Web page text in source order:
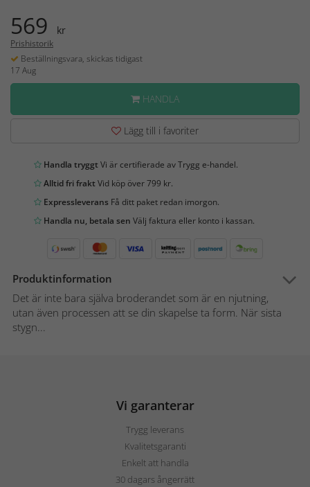
569 kr
Prishistorik
Beställningsvara, skickas tidigast
17 Aug
HANDLA
Lägg till i favoriter
Handla tryggtVi är certifierade av Trygg e-handel.
Alltid fri fraktVid köp över 799 kr.
Expressleverans Få ditt paket redan imorgon.
Handla nu, betala sen Välj faktura eller konto i kassan.
Produktinformation
Det är inte bara själva broderandet som är en njutning,
utan även processen att se din skapelse ta form. När sista
stygn...
Vi garanterar
Trygg leverans
Kvalitetsgaranti
Enkelt att handla
30 dagars ångerrätt